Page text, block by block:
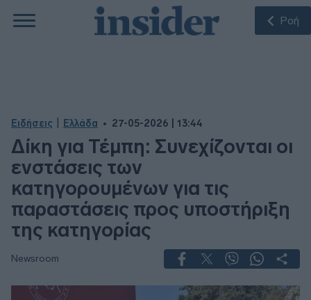
Ροή
Ειδήσεις Ελλάδα 27-05-2026 | 13:44
Δίκη για Τέμπη: Συνεχίζονται οι
ενστάσεις των
κατηγορουμένων για τις
παραστάσεις προς υποστήριξη
της κατηγορίας
Newsroom